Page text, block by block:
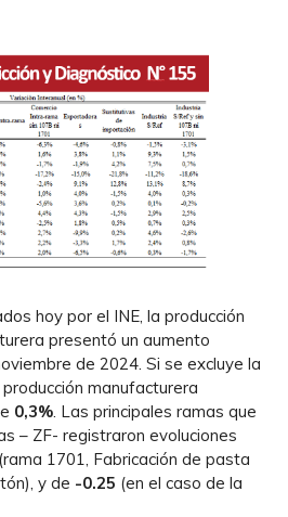
hoy por el INE, la producción
presentó un aumento
de 2024. Si se excluye la
manufacturera
0,3%. Las principales ramas que
– ZF- registraron evoluciones
(rama 1701, Fabricación de pasta
y de -0.25 (en el caso de la